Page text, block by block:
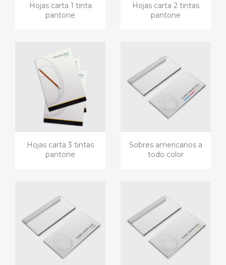
Hojas carta 1 tinta
pantone
Hojas carta 2 tintas
pantone
Hojas carta 3 tintas
pantone
Sobres americanos a
todo color